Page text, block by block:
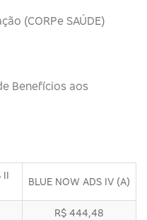
(CORPe SAÚDE)
Benefícios aos
II
BLUE NOW ADS IV (A)
R$ 444,48